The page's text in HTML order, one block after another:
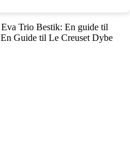
Eva Trio Bestik: En guide til
En Guide til Le Creuset Dybe